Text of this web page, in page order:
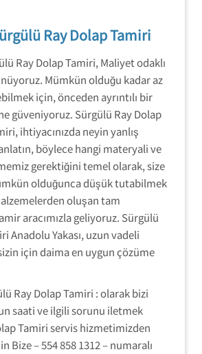
Ray Dolap Tamiri
Ray Dolap Tamiri, Maliyet odaklı
Mümkün olduğu kadar az
için, önceden ayrıntılı bir
güveniyoruz. Sürgülü Ray Dolap
ihtiyacınızda neyin yanlış
böylece hangi materyali ve
gerektiğini temel olarak, size
olduğunca düşük tutabilmek
oluşan tam
aracımızla geliyoruz. Sürgülü
Anadolu Yakası, uzun vadeli
için daima en uygun çözüme
Ray Dolap Tamiri : olarak bizi
saati ve ilgili sorunu iletmek
Tamiri servis hizmetimizden
Bize – 554 858 1312 – numaralı